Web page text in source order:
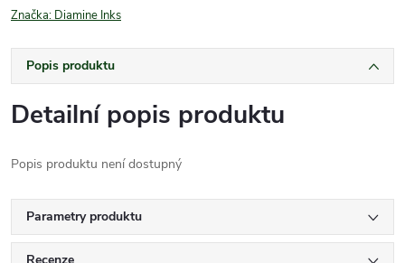
Značka: Diamine Inks
Popis produktu
Detailní popis produktu
Popis produktu není dostupný
Parametry produktu
Recenze